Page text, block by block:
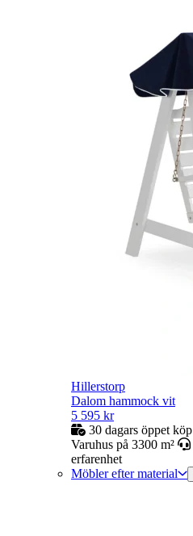
Hillerstorp
Dalom hammock vit
5 595 kr
30 dagars öppet köp
Varuhus på 3300 m²
erfarenhet
Möbler efter material